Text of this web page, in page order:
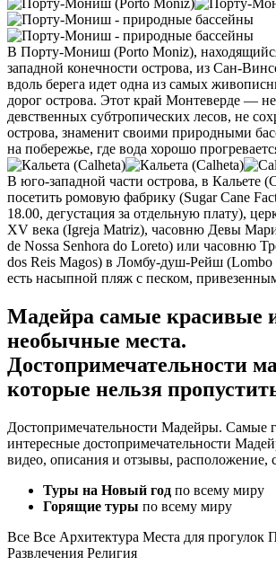
В Порту-Мониш (Porto Moniz),
западной конечности острова, из Сан-
вдоль берега идет одна из самых
дорог острова. Этот край Монтеверде —
девственных субтропических лесов, не
острова, знаменит своими природными
на побережье, где вода хорошо
В юго-западной части острова, в Кальете
посетить ромовую фабрику (Sugar Cane
18.00, дегустация за отдельную плату),
XV века (Igreja Matriz), часовню Девы
de Nossa Senhora do Loreto) или часовню
dos Reis Magos) в Ломбу-душ-Рейш (Lombo
есть насыпной пляж с песком,
Мадейра самые красивые
необычные места.
Достопримечательности
которые нельзя
Достопримечательности Мадейры. Самые
интересные достопримечательности
видео, описания и отзывы, расположение,
Туры на Новый год по всему миру
Горящие туры по всему миру
Все Все Архитектура Места для прогулок
Развлечения Религия